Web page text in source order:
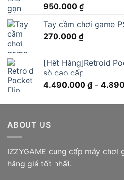
Được xếp
sao
950.000 ₫
Tay cầm chơi game
270.000 ₫
[Hết Hàng]Retroid
sò cao cấp
4.490.000 ₫ –
ABOUT US
IZZYGAME cung cấp máy chơi
hãng giá tốt nhất.